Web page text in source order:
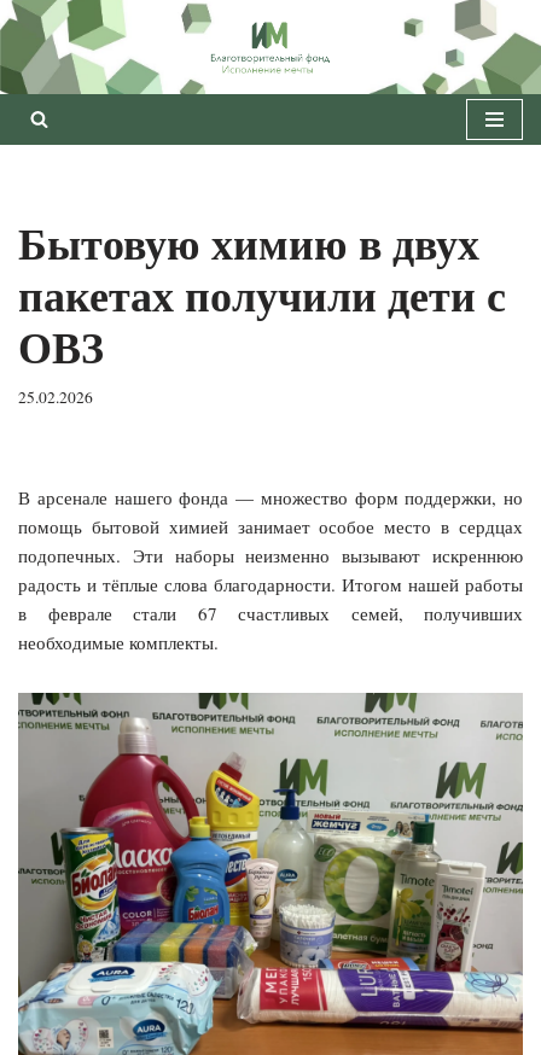
Перейти
к
содержимому
Бытовую химию в двух
пакетах получили дети с
ОВЗ
25.02.2026
В арсенале нашего фонда — множество форм поддержки, но
помощь бытовой химией занимает особое место в сердцах
подопечных. Эти наборы неизменно вызывают искреннюю
радость и тёплые слова благодарности. Итогом нашей работы
в феврале стали 67 счастливых семей, получивших
необходимые комплекты.